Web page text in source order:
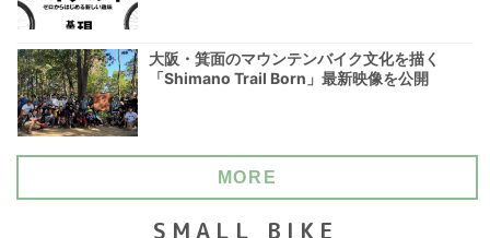
大阪・箕面のマウンテンバイク文化を描く
「Shimano Trail Born」最新映像を公開
MORE
SMALL BIKE